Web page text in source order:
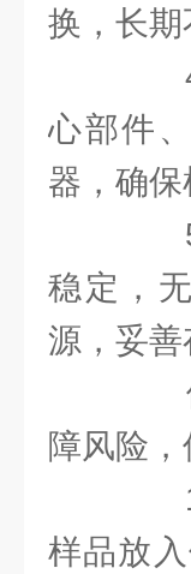
换，长
4.
心部件
器，确保
5.
稳定，
源，妥善
使
障风险
1.
样品放